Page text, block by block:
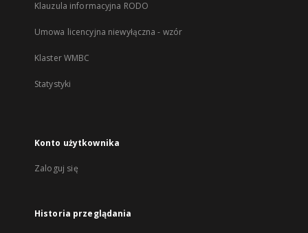
Klauzula informacyjna RODO
Umowa licencyjna niewyłączna - wzór
Klaster WMBC
Statystyki
Konto użytkownika
Zaloguj się
Historia przeglądania